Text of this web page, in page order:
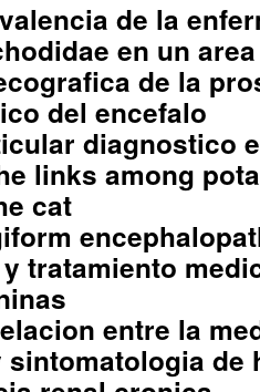
de la
en un
de la
del encefalo
diagnostico
links among
cat
tratamiento
entre la
de